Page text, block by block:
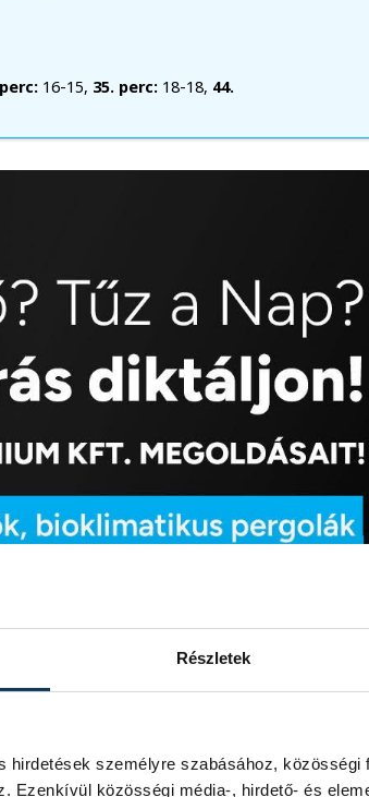
Részletek
hirdetések személyre szabásához,
Ezenkívül közösségi média-, hirdető- és
16-15, 35. perc:18-18, 44.